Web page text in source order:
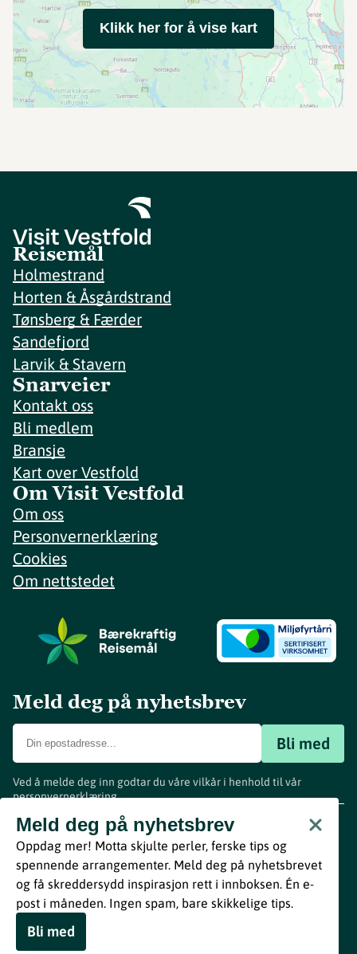
Klikk her for å vise kart
Reisemål
Holmestrand
Horten & Åsgårdstrand
Tønsberg & Færder
Sandefjord
Larvik & Stavern
Snarveier
Kontakt oss
Bli medlem
Bransje
Kart over Vestfold
Om Visit Vestfold
Om oss
Personvernerklæring
Cookies
Om nettstedet
Meld deg på nyhetsbrev
Bli med
Ved å melde deg inn godtar du våre vilkår i henhold til vår
personvernerklæring.
Meld deg på nyhetsbrev
Oppdag mer! Motta skjulte perler, ferske tips og
spennende arrangementer. Meld deg på nyhetsbrevet
og få skreddersydd inspirasjon rett i innboksen. Én e-
post i måneden. Ingen spam, bare skikkelige tips.
Bli med
www.visitvestfold.com
Turistinformasjon
Vestfold Fylkeskommune
ByBreakfast